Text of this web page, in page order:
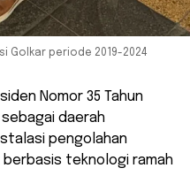
Golkar periode 2019-2024
Nomor 35 Tahun
daerah
pengolahan
teknologi ramah